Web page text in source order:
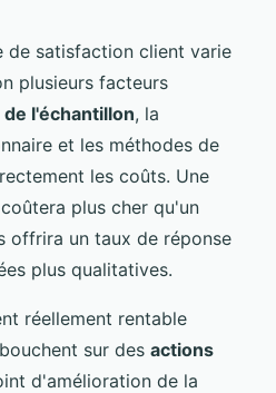
de satisfaction client varie
plusieurs facteurs
de l'échantillon, la
et les méthodes de
les coûts. Une
plus cher qu'un
offrira un taux de réponse
plus qualitatives.
réellement rentable
sur des actions
d'amélioration de la